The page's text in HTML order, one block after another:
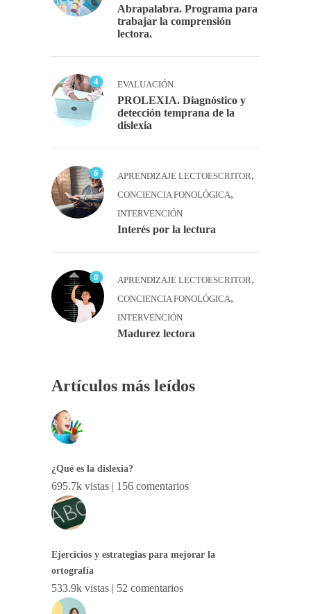
Abrapalabra. Programa para
trabajar la comprensión
lectora.
4 EVALUACIÓN
PROLEXIA. Diagnóstico y
detección temprana de la
dislexia
6 APRENDIZAJE LECTOESCRITOR,
CONCIENCIA FONOLÓGICA,
INTERVENCIÓN
Interés por la lectura
0 APRENDIZAJE LECTOESCRITOR,
CONCIENCIA FONOLÓGICA,
INTERVENCIÓN
Madurez lectora
Artículos más leídos
¿Qué es la dislexia?
695.7k vistas | 156 comentarios
Ejercicios y estrategias para mejorar la
ortografía
533.9k vistas | 52 comentarios